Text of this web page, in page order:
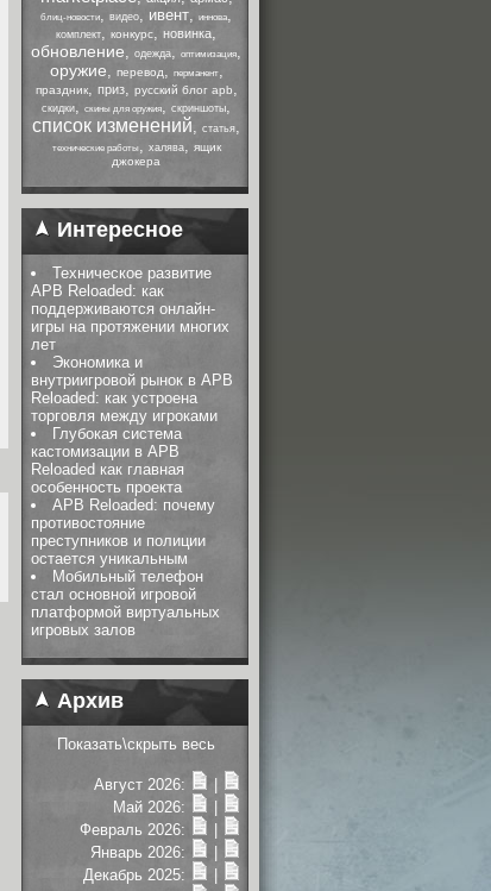
блиц-новости, видео, ивент, иннова,
комплект, конкурс, новинка,
обновление, одежда, оптимизация,
оружие, перевод, перманент,
праздник, приз, русский блог apb,
скидки, скины для оружия, скриншоты,
список изменений, статья,
технические работы, халява, ящик
джокера
Интересное
Техническое развитие
APB Reloaded: как
поддерживаются онлайн-
игры на протяжении многих
лет
Экономика и
внутриигровой рынок в APB
Reloaded: как устроена
торговля между игроками
Глубокая система
кастомизации в APB
Reloaded как главная
особенность проекта
APB Reloaded: почему
противостояние
преступников и полиции
остается уникальным
Мобильный телефон
стал основной игровой
платформой виртуальных
игровых залов
Архив
Показать\скрыть весь
Август 2026:
Май 2026:
Февраль 2026:
Январь 2026:
Декабрь 2025: